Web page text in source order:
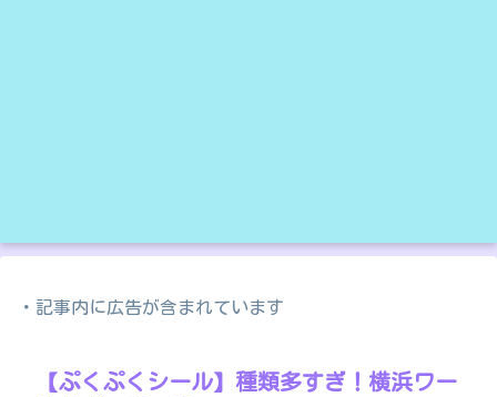
・記事内に広告が含まれています
【ぷくぷくシール】種類多すぎ！横浜ワー